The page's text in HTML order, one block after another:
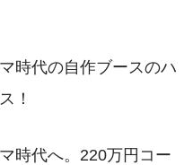
時代の自作ブースのハ
！
時代へ。220万円コー